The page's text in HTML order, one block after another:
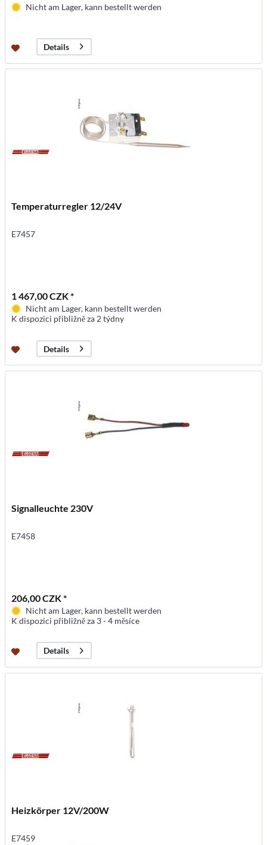
Nicht am Lager, kann bestellt werden
Details
Temperaturregler 12/24V
E7457
1 467,00 CZK *
Nicht am Lager, kann bestellt werden
K dispozici přibližně za 2 týdny
Details
Signalleuchte 230V
E7458
206,00 CZK *
Nicht am Lager, kann bestellt werden
K dispozici přibližně za 3 - 4 měsíce
Details
Heizkörper 12V/200W
E7459